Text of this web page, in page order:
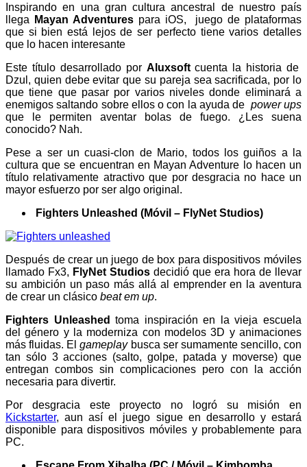
Inspirando en una gran cultura ancestral de nuestro país
llega
Mayan Adventurespara iOS, juego de plataformas
que si bien está lejos de ser perfecto tiene varios detalles
que lo hacen interesante
Este título desarrollado por Aluxsoftcuenta la historia de
Dzul, quien debe evitar que su pareja sea sacrificada, por lo
que tiene que pasar por varios niveles donde eliminará a
enemigos saltando sobre ellos o con la ayuda de power ups
que le permiten aventar bolas de fuego. ¿Les suena
conocido? Nah.
Pese a ser un cuasi-clon de Mario, todos los guiños a la
cultura que se encuentran en Mayan Adventure lo hacen un
título relativamente atractivo que por desgracia no hace un
mayor esfuerzo por ser algo original.
Fighters Unleashed (Móvil – FlyNet Studios)
Después de crear un juego de box para dispositivos móviles
llamado Fx3, FlyNet Studios decidió que era hora de llevar
su ambición un paso más allá al emprender en la aventura
de crear un clásico beat em up.
Fighters Unleashedtoma inspiración en la vieja escuela
del género y la moderniza con modelos 3D y animaciones
más fluidas. Elgameplaybusca ser sumamente sencillo, con
tan sólo 3 acciones (salto, golpe, patada y moverse) que
entregan combos sin complicaciones pero con la acción
necesaria para divertir.
Por desgracia este proyecto no logró su misión en
Kickstarter, aun así el juego sigue en desarrollo y estará
disponible para dispositivos móviles y probablemente para
PC.